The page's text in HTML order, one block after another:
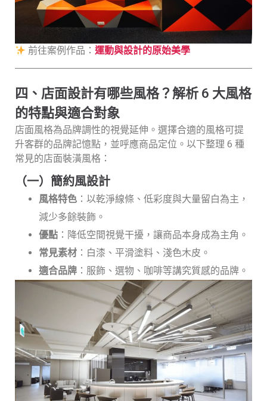
前往案例作品：運動與設計的原始美學
四、店面設計有哪些風格？解析 6 大風格
的特點與適合對象
店面風格為品牌調性的視覺延伸。選擇合適的風格可提
升客群的品牌記憶點，並呼應商品定位。以下整理 6 種
常見的店面裝潢風格：
（一）簡約風設計
風格特色 ：以乾淨線條、低彩度與大量留白為主，
減少多餘裝飾。
優點 ：降低空間視覺干擾，讓商品本身成為主角。
常見素材 ：白漆、平滑塗料、淺色木皮。
適合品牌 ：服飾、選物、咖啡等講究質感的品牌。